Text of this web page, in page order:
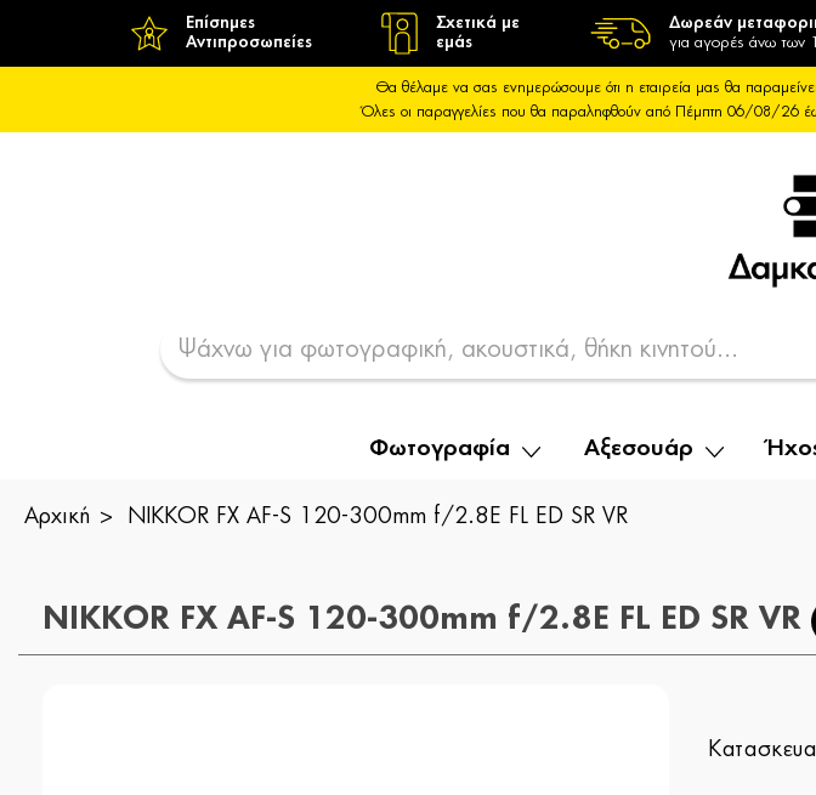
Επίσημες
Αντιπροσωπείες
Σχετικά με
εμάς
Δωρεάν
για αγορές άνω των
Θα θέλαμε να σας ενημερώσουμε ότι η εταιρεία μας θα
Όλες οι παραγγελίες που θα παραληφθούν από Πέμπτη 06/08/
Φωτογραφία Αξεσουάρ
Αρχική NIKKOR FX AF-S 120-300mm f/2.8E FL ED SR VR
NIKKOR FX AF-S 120-300mm f/2.8E FL ED SR VR